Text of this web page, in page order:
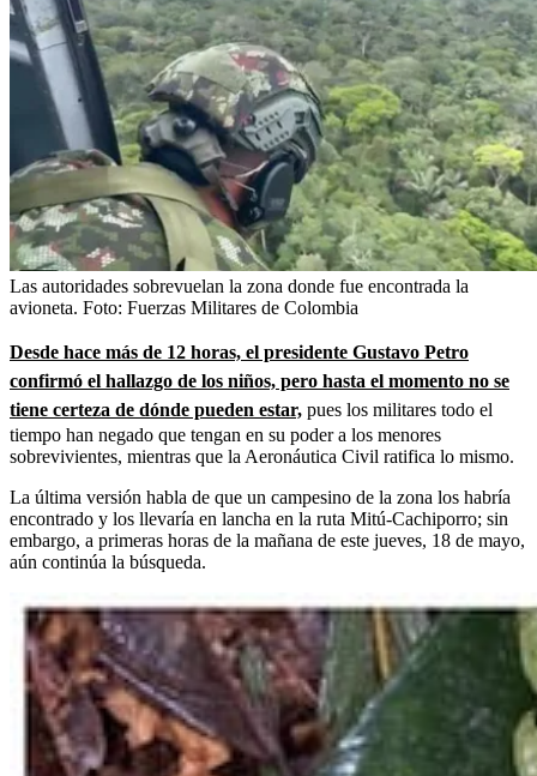
Las autoridades sobrevuelan la zona donde fue encontrada la
avioneta. Foto: Fuerzas Militares de Colombia
Desde hace más de 12 horas, el presidente Gustavo Petro
confirmó el hallazgo de los niños, pero hasta el momento no se
tiene certeza de dónde pueden estar, pues los militares todo el
tiempo han negado que tengan en su poder a los menores
sobrevivientes, mientras que la Aeronáutica Civil ratifica lo mismo.
La última versión habla de que un campesino de la zona los habría
encontrado y los llevaría en lancha en la ruta Mitú-Cachiporro; sin
embargo, a primeras horas de la mañana de este jueves, 18 de mayo,
aún continúa la búsqueda.